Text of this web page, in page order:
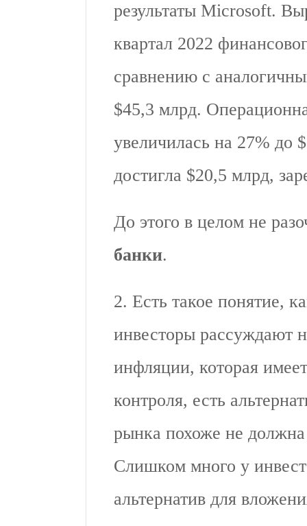
результаты Microsoft.
квартал 2022
сравнению с
$45,3 млрд.
увеличилась на 27% до
достигла $20,5 млрд,
До этого в целом не
банки.
2. Есть такое понятие,
инвесторы рассуждают
инфляции, которая
контроля, есть
рынка похоже не
Слишком много у
альтернатив для